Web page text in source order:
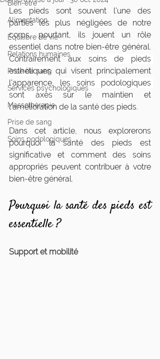
Bien-être
Alimentation
Équilibre de vie
Relations humaines
Prise de sang
Services psychologiques
Massothérapie
Prise de sang
Soins podologiques
Les pieds sont souvent l'une des
parties les plus négligées de notre
corps, pourtant, ils jouent un rôle
essentiel dans notre bien-être général.
Contrairement aux soins de pieds
esthétiques qui visent principalement
l'apparence, les soins podologiques
sont axés sur le maintien et
l'amélioration de la santé des pieds.
Dans cet article, nous explorerons
pourquoi la santé des pieds est
significative et comment des soins
appropriés peuvent contribuer à votre
bien-être général.
Pourquoi la santé des pieds est
essentielle ?
Support et mobilité